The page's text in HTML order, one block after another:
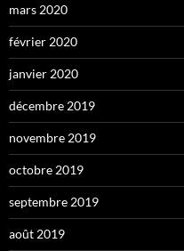
mars 2020
février 2020
janvier 2020
décembre 2019
novembre 2019
octobre 2019
septembre 2019
août 2019